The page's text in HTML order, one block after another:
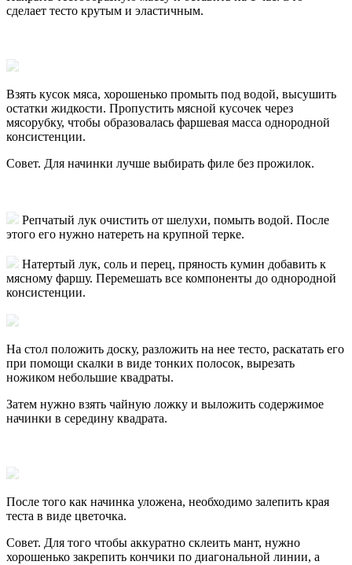
сделает тесто крутым и эластичным.
Взять кусок мяса, хорошенько промыть под водой, высушить
остатки жидкости. Пропустить мясной кусочек через
мясорубку, чтобы образовалась фаршевая масса однородной
консистенции.
Совет. Для начинки лучше выбирать филе без прожилок.
Репчатый лук очистить от шелухи, помыть водой. После
этого его нужно натереть на крупной терке.
Натертый лук, соль и перец, пряность кумин добавить к
мясному фаршу. Перемешать все компоненты до однородной
консистенции.
На стол положить доску, разложить на нее тесто, раскатать его
при помощи скалки в виде тонких полосок, вырезать
ножиком небольшие квадраты.
Затем нужно взять чайную ложку и выложить содержимое
начинки в середину квадрата.
После того как начинка уложена, необходимо залепить края
теста в виде цветочка.
Совет. Для того чтобы аккуратно склеить мант, нужно
хорошенько закрепить кончики по диагональной линии, а